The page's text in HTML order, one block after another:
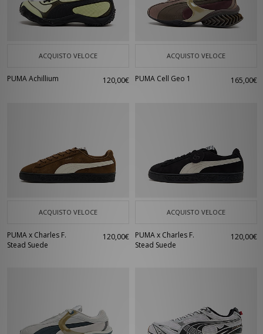
ACQUISTO VELOCE
PUMA Achillium 120,00€
ACQUISTO VELOCE
PUMA Cell Geo 1 165,00€
ACQUISTO VELOCE
PUMA x Charles F.
Stead Suede
120,00€
ACQUISTO VELOCE
PUMA x Charles F.
Stead Suede
120,00€